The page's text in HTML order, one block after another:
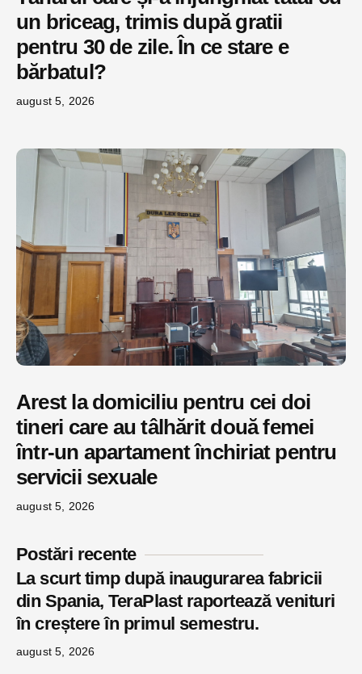
un briceag, trimis după gratii
pentru 30 de zile. În ce stare e
bărbatul?
august 5, 2026
Arest la domiciliu pentru cei doi
tineri care au tâlhărit două femei
într-un apartament închiriat pentru
servicii sexuale
august 5, 2026
Postări recente
La scurt timp după inaugurarea fabricii
din Spania, TeraPlast raportează venituri
în creștere în primul semestru.
august 5, 2026